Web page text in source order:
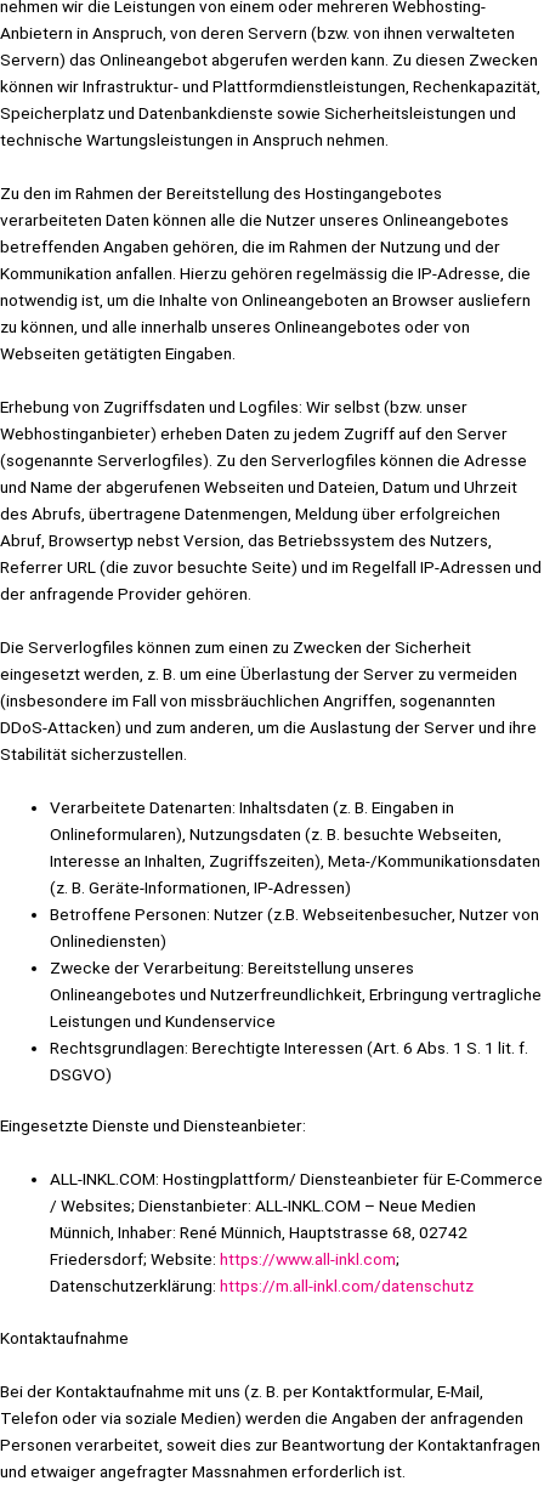
nehmen wir die Leistungen von einem oder mehreren Webhosting-
Anbietern in Anspruch, von deren Servern (bzw. von ihnen verwalteten
Servern) das Onlineangebot abgerufen werden kann. Zu diesen Zwecken
können wir Infrastruktur- und Plattformdienstleistungen, Rechenkapazität,
Speicherplatz und Datenbankdienste sowie Sicherheitsleistungen und
technische Wartungsleistungen in Anspruch nehmen.
Zu den im Rahmen der Bereitstellung des Hostingangebotes
verarbeiteten Daten können alle die Nutzer unseres Onlineangebotes
betreffenden Angaben gehören, die im Rahmen der Nutzung und der
Kommunikation anfallen. Hierzu gehören regelmässig die IP-Adresse, die
notwendig ist, um die Inhalte von Onlineangeboten an Browser ausliefern
zu können, und alle innerhalb unseres Onlineangebotes oder von
Webseiten getätigten Eingaben.
Erhebung von Zugriffsdaten und Logfiles: Wir selbst (bzw. unser
Webhostinganbieter) erheben Daten zu jedem Zugriff auf den Server
(sogenannte Serverlogfiles). Zu den Serverlogfiles können die Adresse
und Name der abgerufenen Webseiten und Dateien, Datum und Uhrzeit
des Abrufs, übertragene Datenmengen, Meldung über erfolgreichen
Abruf, Browsertyp nebst Version, das Betriebssystem des Nutzers,
Referrer URL (die zuvor besuchte Seite) und im Regelfall IP-Adressen und
der anfragende Provider gehören.
Die Serverlogfiles können zum einen zu Zwecken der Sicherheit
eingesetzt werden, z. B. um eine Überlastung der Server zu vermeiden
(insbesondere im Fall von missbräuchlichen Angriffen, sogenannten
DDoS-Attacken) und zum anderen, um die Auslastung der Server und ihre
Stabilität sicherzustellen.
Verarbeitete Datenarten: Inhaltsdaten (z. B. Eingaben in
Onlineformularen), Nutzungsdaten (z. B. besuchte Webseiten,
Interesse an Inhalten, Zugriffszeiten), Meta-/Kommunikationsdaten
(z. B. Geräte-Informationen, IP-Adressen)
Betroffene Personen: Nutzer (z.B. Webseitenbesucher, Nutzer von
Onlinediensten)
Zwecke der Verarbeitung: Bereitstellung unseres
Onlineangebotes und Nutzerfreundlichkeit, Erbringung vertragliche
Leistungen und Kundenservice
Rechtsgrundlagen: Berechtigte Interessen (Art. 6 Abs. 1 S. 1 lit. f.
DSGVO)
Eingesetzte Dienste und Diensteanbieter:
ALL-INKL.COM: Hostingplattform/ Diensteanbieter für E-Commerce
/ Websites; Dienstanbieter: ALL-INKL.COM – Neue Medien
Münnich, Inhaber: René Münnich, Hauptstrasse 68, 02742
Friedersdorf; Website:https://www.all-inkl.com;
Datenschutzerklärung:https://m.all-inkl.com/datenschutz
Kontaktaufnahme
Bei der Kontaktaufnahme mit uns (z. B. per Kontaktformular, E-Mail,
Telefon oder via soziale Medien) werden die Angaben der anfragenden
Personen verarbeitet, soweit dies zur Beantwortung der Kontaktanfragen
und etwaiger angefragter Massnahmen erforderlich ist.